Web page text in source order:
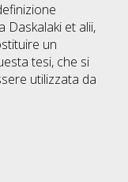
Daskalaki et alii,
un
tesi, che si
utilizzata da